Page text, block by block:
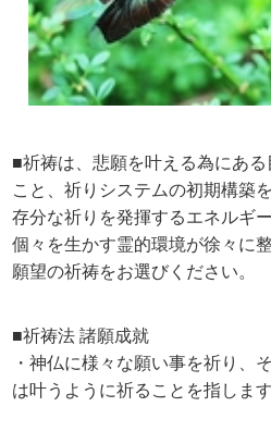
■祈祷は、悲願を叶える為にあ
こと、祈りシステムの初期構築
存分な祈りを発揮するエネルギ
個々を生かす霊的環境が徐々に
願望の祈祷をお選びください。
■祈祷法 諸願成就
・神仏に様々な願い事を祈り、
は叶うように祈ることを指します